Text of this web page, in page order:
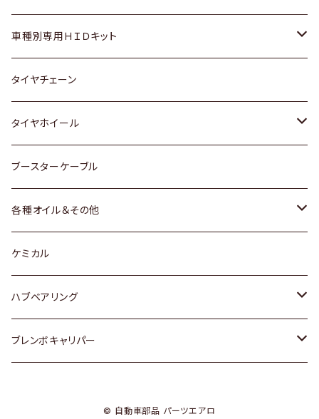
マツダ
三菱
スバル
レクサス
ダイハツ
マツダ
三菱
スバル
日産
いすゞ
ダイハツ
マツダ
三菱
スバル
スズキ
日産
ダイハツ
スバル
ホンダ
スズキ
日産
ダイハツ
マツダ
ホンダ
スズキ
日産
ダイハツ
マツダ
スバル
車種別専用ＨＩＤキット
トヨタ
マツダ
タイヤチェーン
タイヤホイール
トヨタ
ホンダ
スズキ
日産
ダイハツ
ブースターケーブル
各種オイル＆その他
ディーデル洗浄添加剤
ケミカル
ハブベアリング
トヨタ
ブレンボキャリパー
© 自動車部品 パーツエアロ